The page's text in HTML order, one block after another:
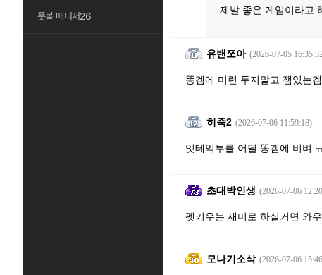
풋볼 매니저26
제발 좋은 게임이라고
유밴쪼아 (2026-07-05
똥겜에 미련 두지말고 잼있는
히죽2 (2026-07-06 11:59:18)
잇테익투를 어딜 똥겜에 비벼
초대박인생 (2026-07-06
펫키우는 재미로 하실거면 와
모나기소삭 (2026-07-06